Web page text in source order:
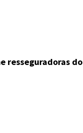
resseguradoras do